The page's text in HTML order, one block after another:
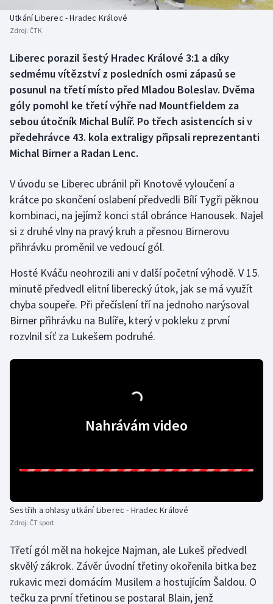
Biatlon
Box
Curling
Dostihy
Futsal
Golf
Gymnastika
Házená
Jezdectví
Judo
Lyže a snowboard
Olympijské hry
Parasport
Plavání
Aplikace ČT sport
Utkání Liberec - Hradec Králové
Zdroj: ČTK
Liberec porazil šestý Hradec Králové 3:1 a díky
sedmému vítězství z posledních osmi zápasů se
posunul na třetí místo před Mladou Boleslav. Dvěma
góly pomohl ke třetí výhře nad Mountfieldem za
sebou útočník Michal Bulíř. Po třech asistencích si v
předehrávce 43. kola extraligy připsali reprezentanti
Michal Birner a Radan Lenc.
V úvodu se Liberec ubránil při Knotově vyloučení a
krátce po skončení oslabení předvedli Bílí Tygři pěknou
kombinaci, na jejímž konci stál obránce Hanousek. Najel
si z druhé vlny na pravý kruh a přesnou Birnerovu
přihrávku proměnil ve vedoucí gól.
Hosté Kváču neohrozili ani v další početní výhodě. V 15.
minutě předvedl elitní liberecký útok, jak se má využít
chyba soupeře. Při přečíslení tří na jednoho narýsoval
Birner přihrávku na Bulíře, který v pokleku z první
rozvlnil síť za Lukešem podruhé.
Nahrávám video
Sestřih a ohlasy utkání Liberec - Hradec Králové
Zdroj: ČT sport
Třetí gól měl na hokejce Najman, ale Lukeš předvedl
skvělý zákrok. Závěr úvodní třetiny okořenila bitka bez
rukavic mezi domácím Musilem a hostujícím Šaldou. O
tečku za první třetinou se postaral Blain, jenž